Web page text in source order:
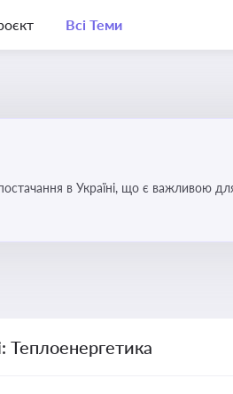
Всі Теми
в Україні, що є важливою
Теплоенергетика